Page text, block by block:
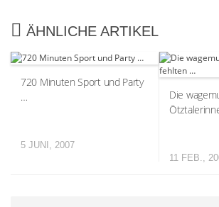
ÄHNLICHE ARTIKEL
720 Minuten Sport und Party
…
5 JUNI, 2007
Die
11 FEB.,